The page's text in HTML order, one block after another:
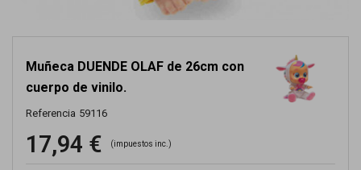
Muñeca DUENDE OLAF de 26cm con
cuerpo de vinilo.
Referencia 59116
17,94 € (impuestos inc.)